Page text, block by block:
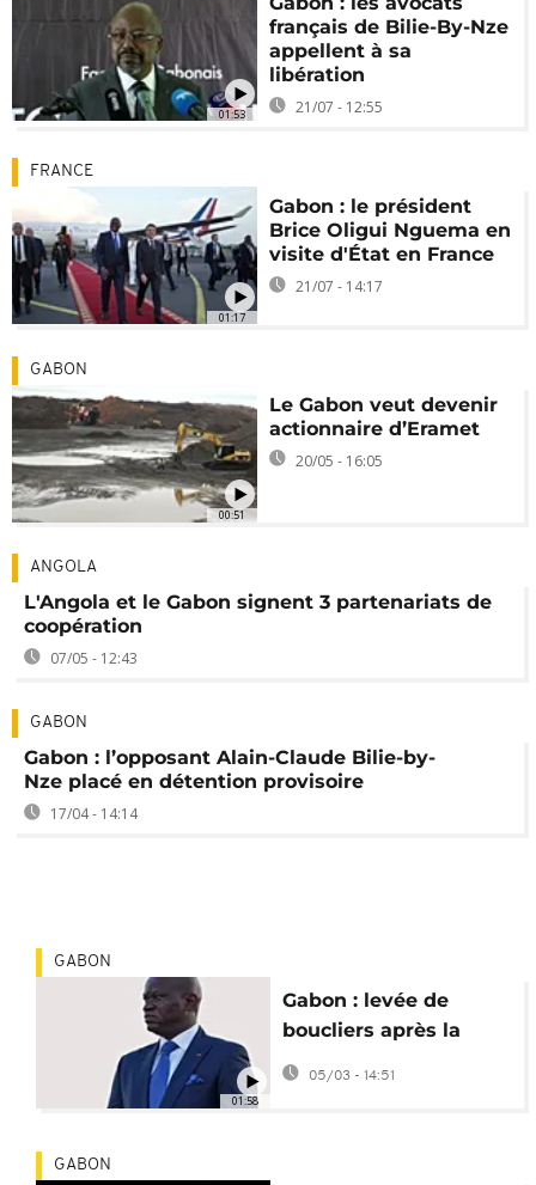
01:53
français de Bilie-By-Nze
appellent à sa
libération
21/07 - 12:55
01:17
FRANCE
Gabon : le président
Brice Oligui Nguema en
visite d'État en France
21/07 - 14:17
00:51
GABON
Le Gabon veut devenir
actionnaire d’Eramet
20/05 - 16:05
ANGOLA
L'Angola et le Gabon signent 3 partenariats de
coopération
07/05 - 12:43
GABON
Gabon : l’opposant Alain-Claude Bilie-by-
Nze placé en détention provisoire
17/04 - 14:14
01:58
GABON
Gabon : levée de
boucliers après la
suspension des
réseaux sociaux
05/03 - 14:51
GABON